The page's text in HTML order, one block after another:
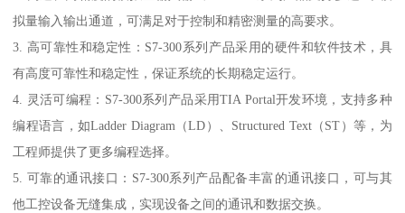
拟量输入输出通道，可满足对于控制和精密测量的高要求。
3. 高可靠性和稳定性：S7-300系列产品采用的硬件和软件技术，具
有高度可靠性和稳定性，保证系统的长期稳定运行。
4. 灵活可编程：S7-300系列产品采用TIA Portal开发环境，支持多种
编程语言，如Ladder Diagram（LD）、Structured Text（ST）等，为
工程师提供了更多编程选择。
5. 可靠的通讯接口：S7-300系列产品配备丰富的通讯接口，可与其
他工控设备无缝集成，实现设备之间的通讯和数据交换。